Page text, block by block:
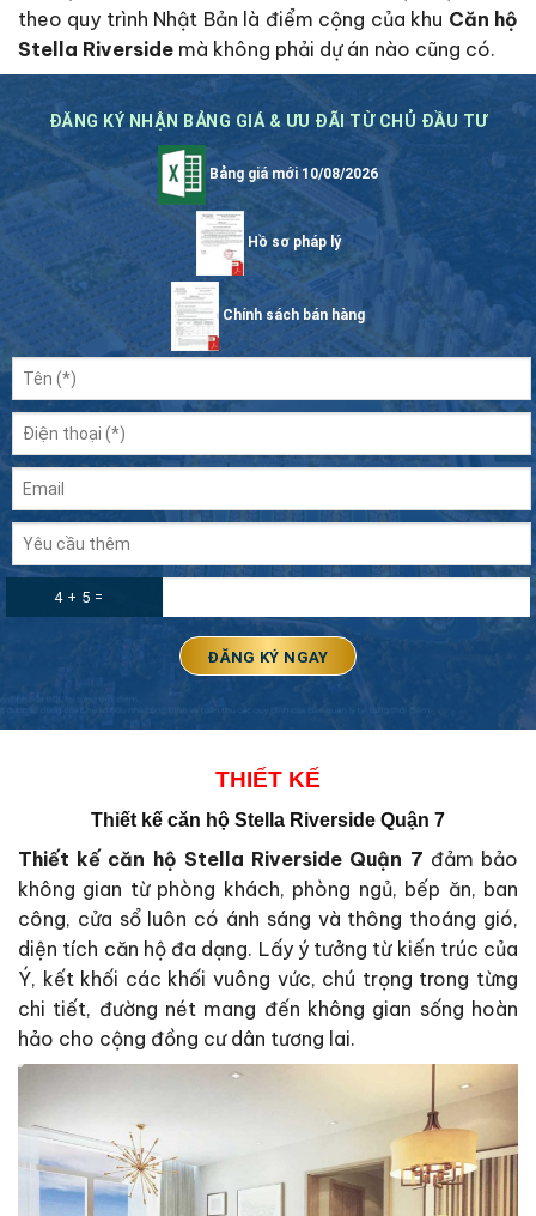
theo quy trình Nhật Bản là điểm cộng của khu Căn hộ
Stella Riverside mà không phải dự án nào cũng có.
ĐĂNG KÝ NHẬN BẢNG GIÁ & ƯU ĐÃI TỪ CHỦ ĐẦU TƯ
Bảng giá mới 10/08/2026
Hồ sơ pháp lý
Chính sách bán hàng
4 + 5 =
THIẾT KẾ
Thiết kế căn hộ Stella Riverside Quận 7
Thiết kế căn hộ Stella Riverside Quận 7 đảm bảo
không gian từ phòng khách, phòng ngủ, bếp ăn, ban
công, cửa sổ luôn có ánh sáng và thông thoáng gió,
diện tích căn hộ đa dạng. Lấy ý tưởng từ kiến trúc của
Ý, kết khối các khối vuông vức, chú trọng trong từng
chi tiết, đường nét mang đến không gian sống hoàn
hảo cho cộng đồng cư dân tương lai.